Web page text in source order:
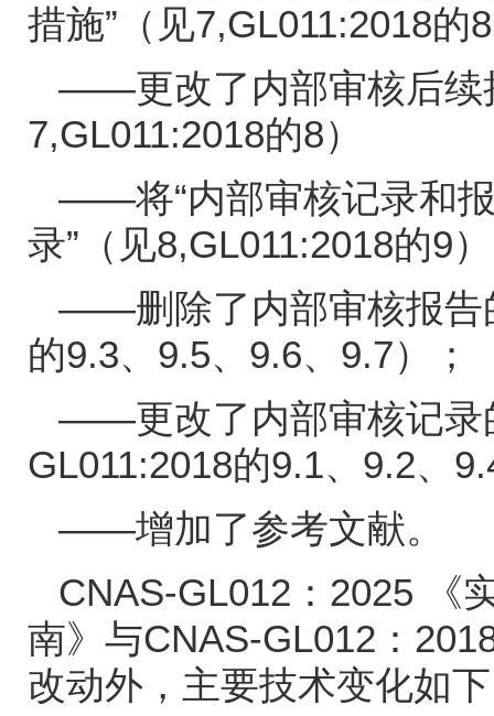
措施”（见7,GL011:2018的8
——更改了内部审核后续
7,GL011:2018的8）
——将“内部审核记录和报
录”（见8,GL011:2018的9
——删除了内部审核报告
的9.3、 9.5、 9.6、 9.7）；
——更改了内部审核记录
GL011:2018的9.1、 9.2、
——增加了参考文献。
CNAS-GL012 ： 2025
《
南》与CNAS-GL012 ：
改动外，主要技术变化如